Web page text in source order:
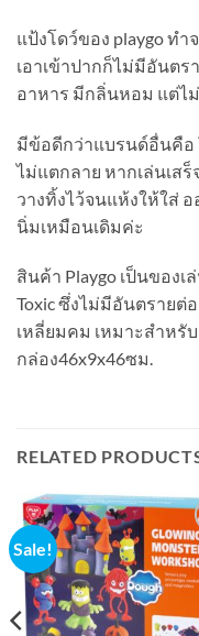
แป้งโดว์ของ playgo ทำ
เอาเข้าปากก็ไม่มีอันต
อาหาร มีกลิ่นหอม แต่ไ
มีข้อดีกว่าแบรนด์อื่นคือ
ไม่แตกลาย หากเล่นเส
วางทิ้งไว้จนแห้งให้ใส่
นิ่มเหมือนเดิมค่ะ
สินค้า Playgo เป็นของ
Toxic ซึ่งไม่มีอันตรายต่
เหลี่ยมคม เหมาะสำหรั
กล่อง46x9x46ซม.
RELATED
Sale!